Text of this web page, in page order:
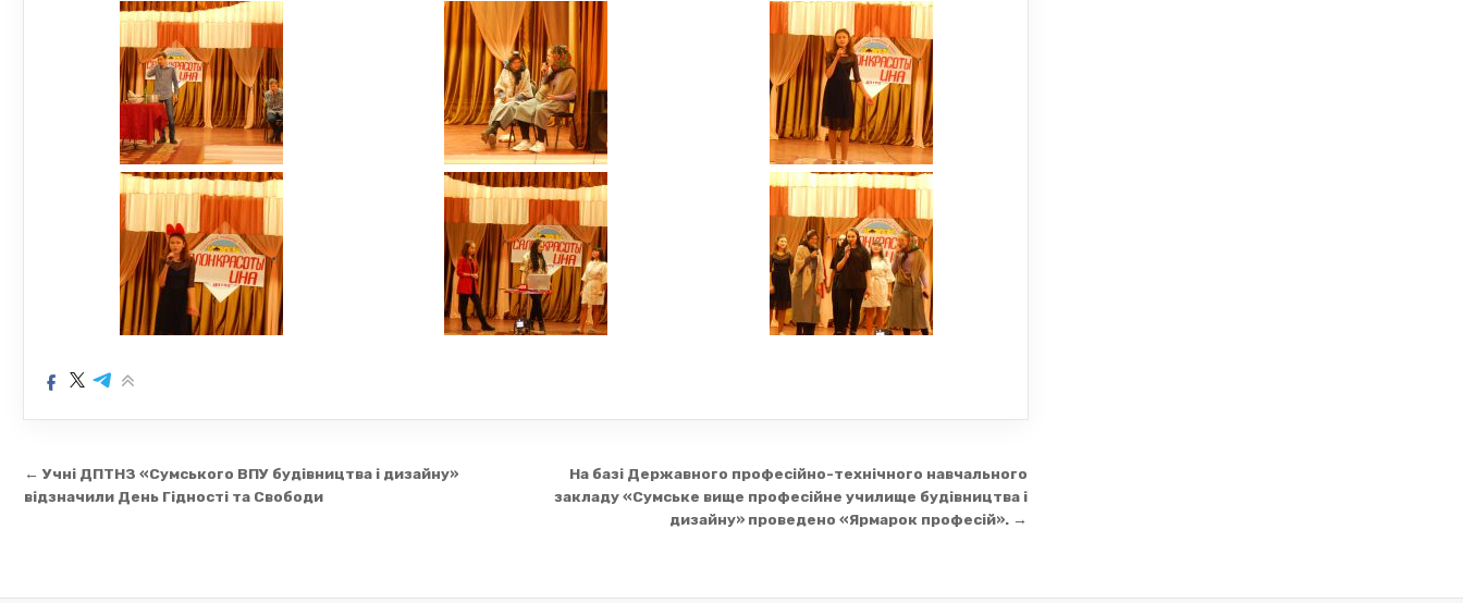
Навігація
записів
На базі Державного професійно-технічного навчального
закладу «Сумське вище професійне училище будівництва і
дизайну» проведено «Ярмарок професій». →
← Учні ДПТНЗ «Сумського ВПУ будівництва і дизайну»
відзначили День Гідності та Свободи